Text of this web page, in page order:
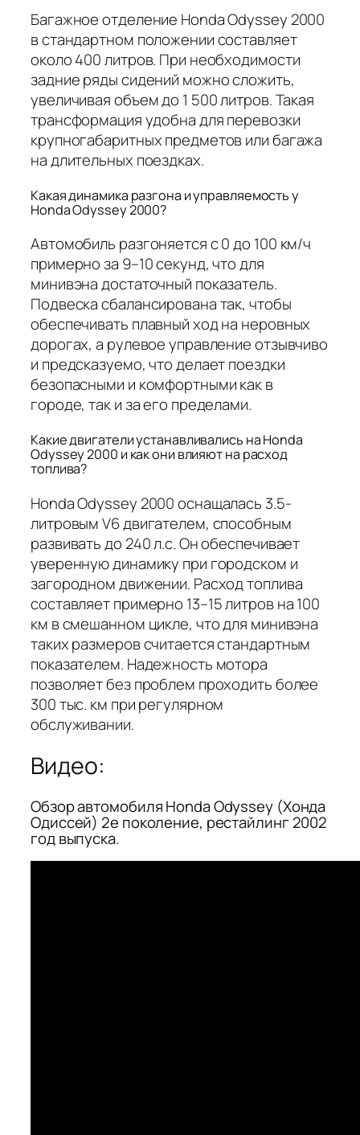
Багажное отделение Honda Odyssey 2000
в стандартном положении составляет
около 400 литров. При необходимости
задние ряды сидений можно сложить,
увеличивая объем до 1 500 литров. Такая
трансформация удобна для перевозки
крупногабаритных предметов или багажа
на длительных поездках.
Какая динамика разгона и управляемость у
Honda Odyssey 2000?
Автомобиль разгоняется с 0 до 100 км/ч
примерно за 9–10 секунд, что для
минивэна достаточный показатель.
Подвеска сбалансирована так, чтобы
обеспечивать плавный ход на неровных
дорогах, а рулевое управление отзывчиво
и предсказуемо, что делает поездки
безопасными и комфортными как в
городе, так и за его пределами.
Какие двигатели устанавливались на Honda
Odyssey 2000 и как они влияют на расход
топлива?
Honda Odyssey 2000 оснащалась 3.5-
литровым V6 двигателем, способным
развивать до 240 л.с. Он обеспечивает
уверенную динамику при городском и
загородном движении. Расход топлива
составляет примерно 13–15 литров на 100
км в смешанном цикле, что для минивэна
таких размеров считается стандартным
показателем. Надежность мотора
позволяет без проблем проходить более
300 тыс. км при регулярном
обслуживании.
Видео:
Обзор автомобиля Honda Odyssey (Хонда
Одиссей) 2е поколение, рестайлинг 2002
год выпуска.